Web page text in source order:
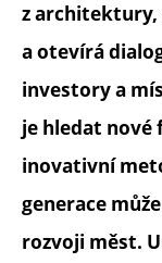
z architektury,
a otevírá
investory a
je hledat
inovativní
generace
rozvoji měst.